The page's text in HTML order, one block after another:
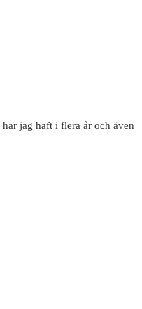
har jag haft i flera år och även